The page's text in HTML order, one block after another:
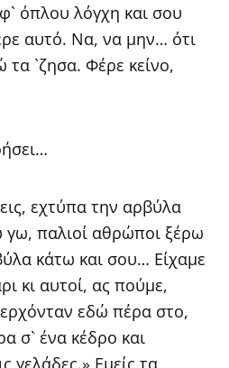
όπλου λόγχη και σου
αυτό. Να, να μην… ότι
`ζησα. Φέρε κείνο,
εχτύπα την αρβύλα
παλιοί αθρώποι ξέρω
κάτω και σου… Είχαμε
κι αυτοί, ας πούμε,
εδώ πέρα στο,
σ` ένα κέδρο και
γελάδες.» Εμείς τα